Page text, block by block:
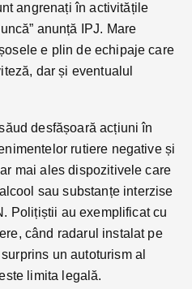
angrenați în activitățile
anunță IPJ. Mare
e plin de echipaje care
dar și eventualul
desfășoară acțiuni în
rutiere negative și
mai ales dispozitivele care
sau substanțe interzise
Polițiștii au exemplificat cu
când radarul instalat pe
un autoturism al
limita legală.